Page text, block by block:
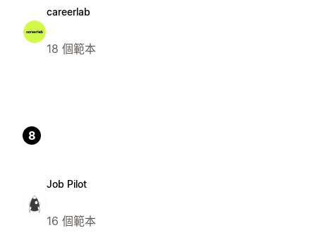
careerlab
18 個範本
8
Job Pilot
16 個範本